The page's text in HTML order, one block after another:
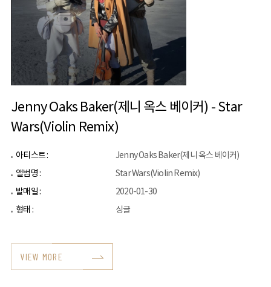
Jenny Oaks Baker(제니 옥스 베이커) - Star
Wars(Violin Remix)
아티스트 :
Jenny Oaks Baker(제니 옥스 베이커)
앨범명 :
Star Wars(Violin Remix)
발매일 :
2020-01-30
형태 :
싱글
VIEW MORE